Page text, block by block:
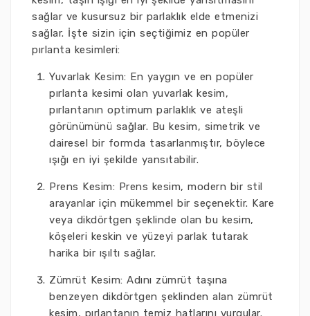
sağlar ve kusursuz bir parlaklık elde etmenizi
sağlar. İşte sizin için seçtiğimiz en popüler
pırlanta kesimleri:
Yuvarlak Kesim: En yaygın ve en popüler
pırlanta kesimi olan yuvarlak kesim,
pırlantanın optimum parlaklık ve ateşli
görünümünü sağlar. Bu kesim, simetrik ve
dairesel bir formda tasarlanmıştır, böylece
ışığı en iyi şekilde yansıtabilir.
Prens Kesim: Prens kesim, modern bir stil
arayanlar için mükemmel bir seçenektir. Kare
veya dikdörtgen şeklinde olan bu kesim,
köşeleri keskin ve yüzeyi parlak tutarak
harika bir ışıltı sağlar.
Zümrüt Kesim: Adını zümrüt taşına
benzeyen dikdörtgen şeklinden alan zümrüt
kesim, pırlantanın temiz hatlarını vurgular.